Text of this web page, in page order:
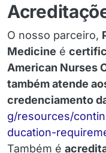
O nosso parceiro,
Medicine é
American Nurses
também atende
credenciamento
g/resources/
ducation-
Também é